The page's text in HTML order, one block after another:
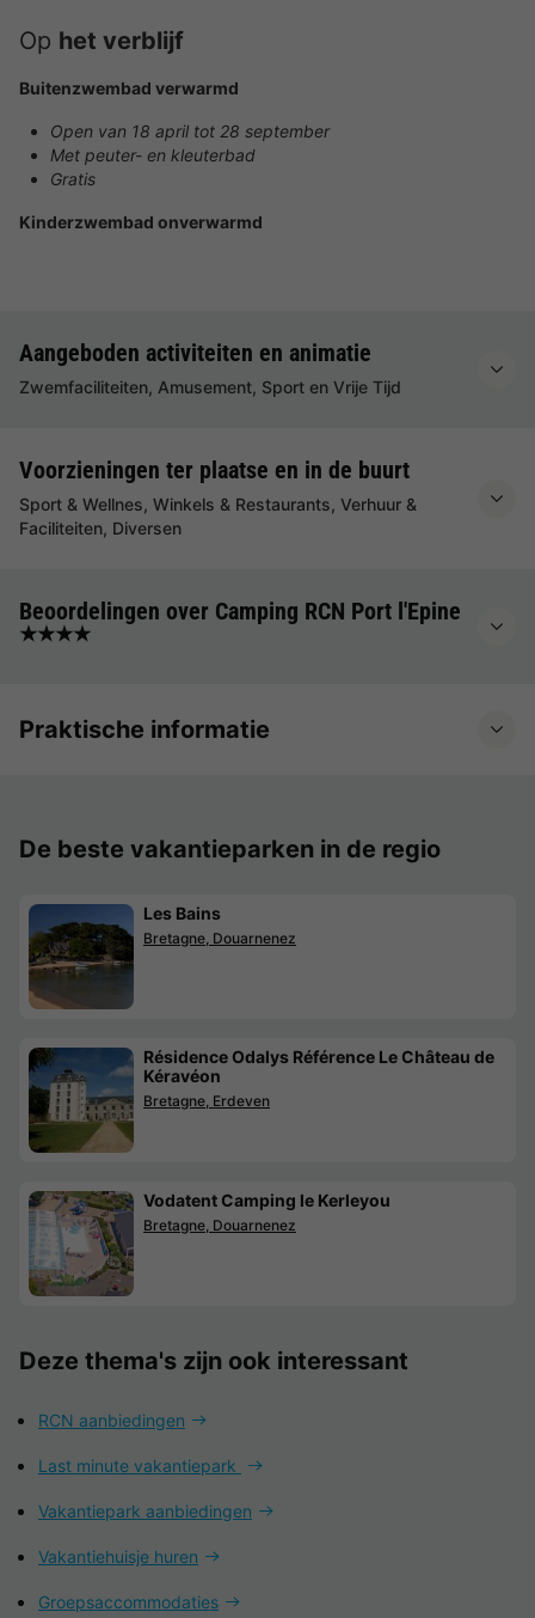
Op het verblijf
Buitenzwembad verwarmd
Open van 18 april tot 28 september
Met peuter- en kleuterbad
Gratis
Kinderzwembad onverwarmd
Aangeboden activiteiten en animatie
Zwemfaciliteiten, Amusement, Sport en Vrije Tijd
Voorzieningen ter plaatse en in de buurt
Sport & Wellnes, Winkels & Restaurants, Verhuur &
Faciliteiten, Diversen
Beoordelingen over Camping RCN Port l'Epine
★★★★
Praktische informatie
De beste vakantieparken in de regio
Les Bains
Bretagne, Douarnenez
Résidence Odalys Référence Le Château de
Kéravéon
Bretagne, Erdeven
Vodatent Camping le Kerleyou
Bretagne, Douarnenez
Deze thema's zijn ook interessant
RCN aanbiedingen
Last minute vakantiepark
Vakantiepark aanbiedingen
Vakantiehuisje huren
Groepsaccommodaties